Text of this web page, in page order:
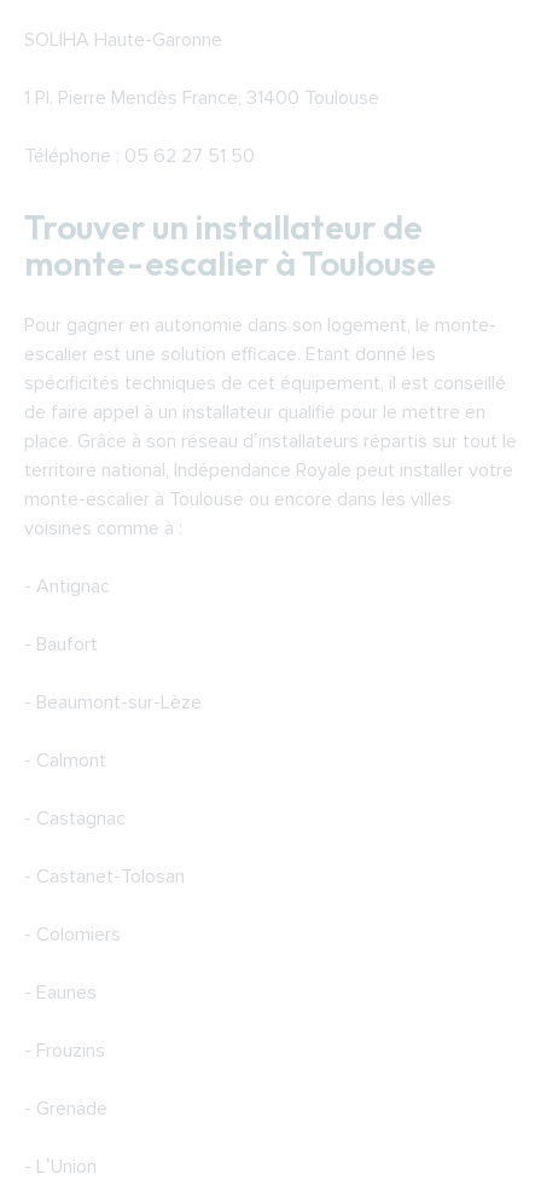
SOLIHA Haute-Garonne
1 Pl. Pierre Mendès France, 31400 Toulouse
Téléphone : 05 62 27 51 50
Trouver un installateur de
monte-escalier à Toulouse
Pour gagner en autonomie dans son logement, le monte-
escalier est une solution efficace. Etant donné les
spécificités techniques de cet équipement, il est conseillé
de faire appel à un installateur qualifié pour le mettre en
place. Grâce à son réseau d’installateurs répartis sur tout le
territoire national, Indépendance Royale peut installer votre
monte-escalier à Toulouse ou encore dans les villes
voisines comme à :
- Antignac
- Baufort
- Beaumont-sur-Lèze
- Calmont
- Castagnac
- Castanet-Tolosan
- Colomiers
- Eaunes
- Frouzins
- Grenade
- L’Union